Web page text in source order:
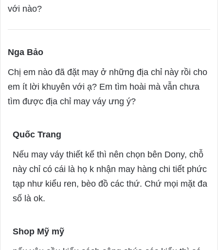
với nào?
Nga Bảo
a
y
s
Chị em nào đã đặt may ở những địa chỉ này rồi cho
em ít lời khuyên với ạ? Em tìm hoài mà vẫn chưa
tìm được địa chỉ may váy ưng ý?
Quốc Trang
a
y
s
Nếu may váy thiết kế thì nên chọn bên Dony, chỗ
này chỉ có cái là họ k nhận may hàng chi tiết phức
tạp như kiểu ren, bèo đồ các thứ. Chứ mọi mặt đa
số là ok.
Shop Mỹ mỹ
a